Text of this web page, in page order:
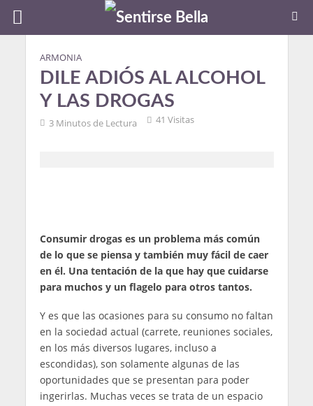
ARMONIA
DILE ADIÓS AL ALCOHOL
Y LAS DROGAS
3 Minutos de Lectura 41 Visitas
Consumir drogas es un problema más común
de lo que se piensa y también muy fácil de caer
en él. Una tentación de la que hay que cuidarse
para muchos y un flagelo para otros tantos.
Y es que las ocasiones para su consumo no faltan
en la sociedad actual (carrete, reuniones sociales,
en los más diversos lugares, incluso a
escondidas), son solamente algunas de las
oportunidades que se presentan para poder
ingerirlas. Muchas veces se trata de un espacio